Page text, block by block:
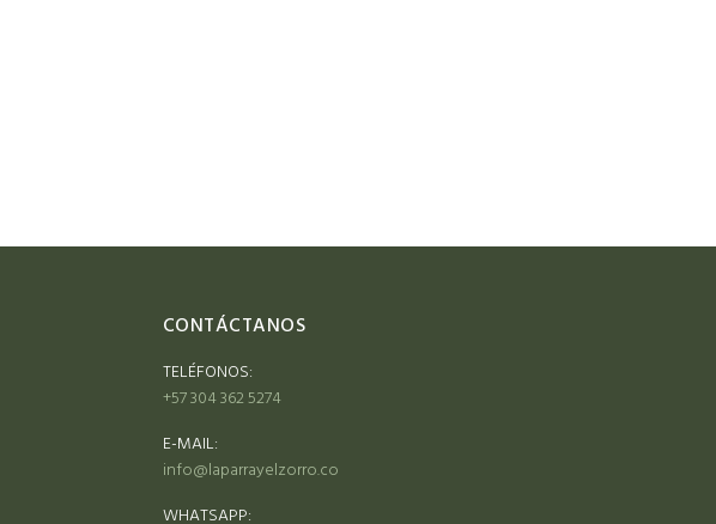
CONTÁCTANOS
TELÉFONOS:
+57 304 362 5274
E-MAIL:
info@laparrayelzorro.co
WHATSAPP: